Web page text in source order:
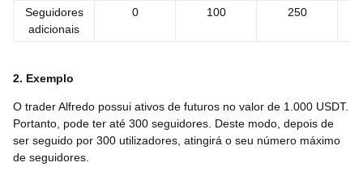
Seguidores
adicionais
0 100 250
2. Exemplo
O trader Alfredo possui ativos de futuros no valor de 1.000 USDT.
Portanto, pode ter até 300 seguidores. Deste modo, depois de
ser seguido por 300 utilizadores, atingirá o seu número máximo
de seguidores.